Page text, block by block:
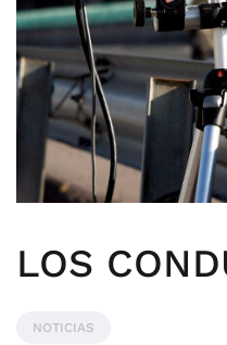
LOS
NOTICIAS